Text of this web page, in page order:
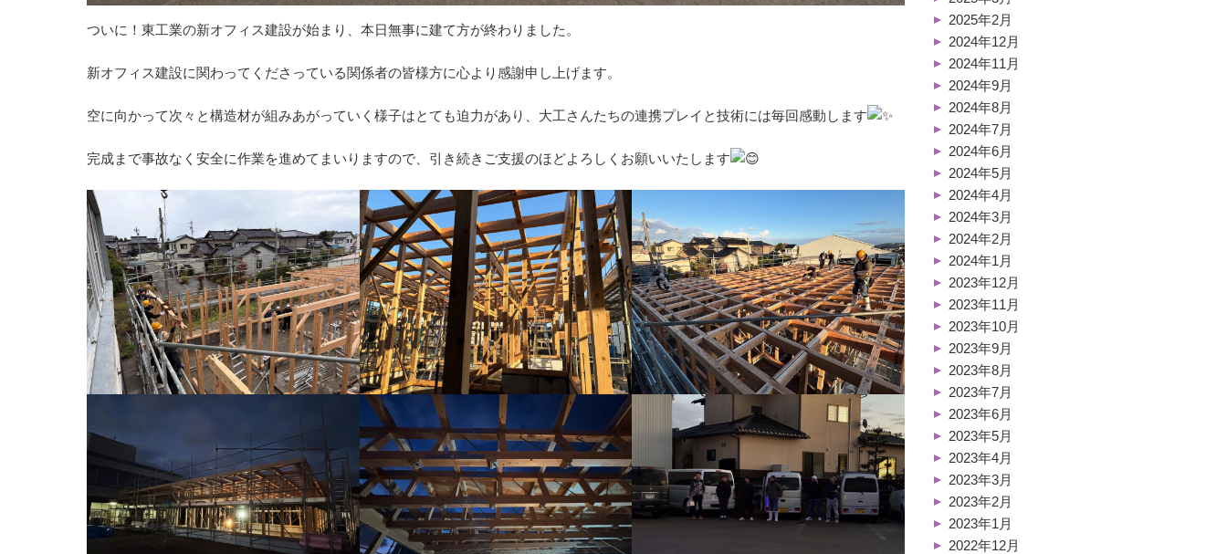
ついに！東工業の新オフィス建設が始まり、本日無事に建て方が終わりました。
新オフィス建設に関わってくださっている関係者の皆様方に心より感謝申し上げます。
空に向かって次々と構造材が組みあがっていく様子はとても迫力があり、大工さんたちの連携プレイと技術には毎回感動します
完成まで事故なく安全に作業を進めてまいりますので、引き続きご支援のほどよろしくお願いいたします
2025年2月
2024年12月
2024年11月
2024年9月
2024年8月
2024年7月
2024年6月
2024年5月
2024年4月
2024年3月
2024年2月
2024年1月
2023年12月
2023年11月
2023年10月
2023年9月
2023年8月
2023年7月
2023年6月
2023年5月
2023年4月
2023年3月
2023年2月
2023年1月
2022年12月